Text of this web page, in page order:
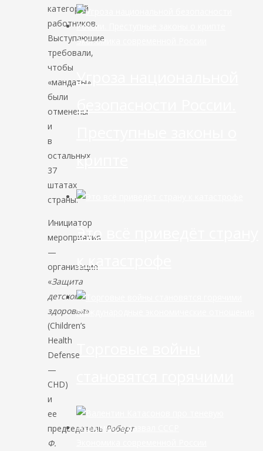
категорий
работников.
Выступающие
требовали,
чтобы
«мандаты»
были
отменены
и
в
остальных
37
штатах
страны.
Инициатор
мероприятия
—
организация
«Защита
детского
здоровья»
(Children’s
Health
Defense
—
CHD)
и
ее
председатель Роберт
Ф.
Экономика современной России
Угроза национальной
безопасности России.
крипте
Это всё приведёт страну
к катастрофе
Международные экономические отношения
Торговые войны